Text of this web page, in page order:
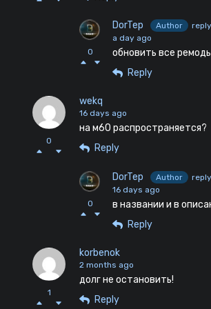
0
DorTep Author
a day ago
обновить все
Reply
0
wekq
16 days ago
на м60 распространяется?
Reply
0
DorTep Author
16 days ago
в названии и в
Reply
1
korbenok
2 months ago
долг не остановить!
Reply